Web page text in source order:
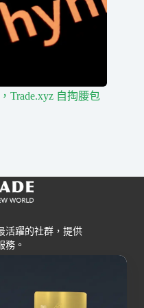
Trade.xyz 自掏腰包
活躍的社群，提供
務。
交易所